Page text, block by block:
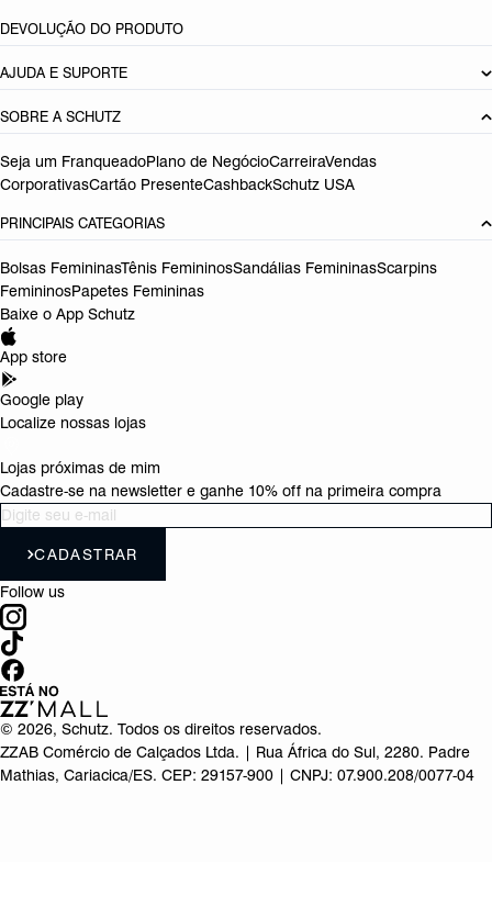
DEVOLUÇÃO DO PRODUTO
AJUDA E SUPORTE
SOBRE A SCHUTZ
Seja um FranqueadoPlano de NegócioCarreiraVendas
CorporativasCartão PresenteCashbackSchutz USA
PRINCIPAIS CATEGORIAS
Bolsas FemininasTênis FemininosSandálias FemininasScarpins
FemininosPapetes Femininas
Baixe o App Schutz
App store
Google play
Localize nossas lojas
Lojas próximas de mim
Cadastre-se na newsletter e ganhe 10% off na primeira compra
CADASTRAR
Follow us
© 2026, Schutz. Todos os direitos reservados.
ZZAB Comércio de Calçados Ltda. | Rua África do Sul, 2280. Padre
Mathias, Cariacica/ES. CEP: 29157-900 | CNPJ: 07.900.208/0077-04